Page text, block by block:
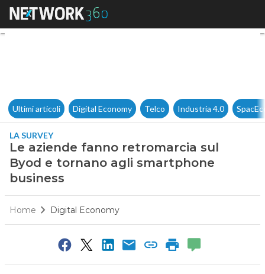
Le aziende fanno
Ultimi articoli Digital Economy Telco Industria 4.0
LA SURVEY
Le aziende fanno retromarcia sul
Byod e tornano agli smartphone
business
Home Digital Economy